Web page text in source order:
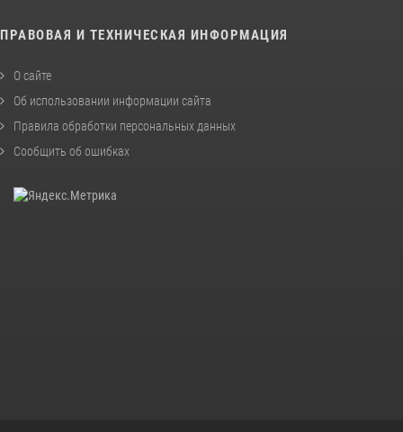
ПРАВОВАЯ И ТЕХНИЧЕСКАЯ ИНФОРМАЦИЯ
О сайте
Об использовании информации сайта
Правила обработки персональных данных
Сообщить об ошибках